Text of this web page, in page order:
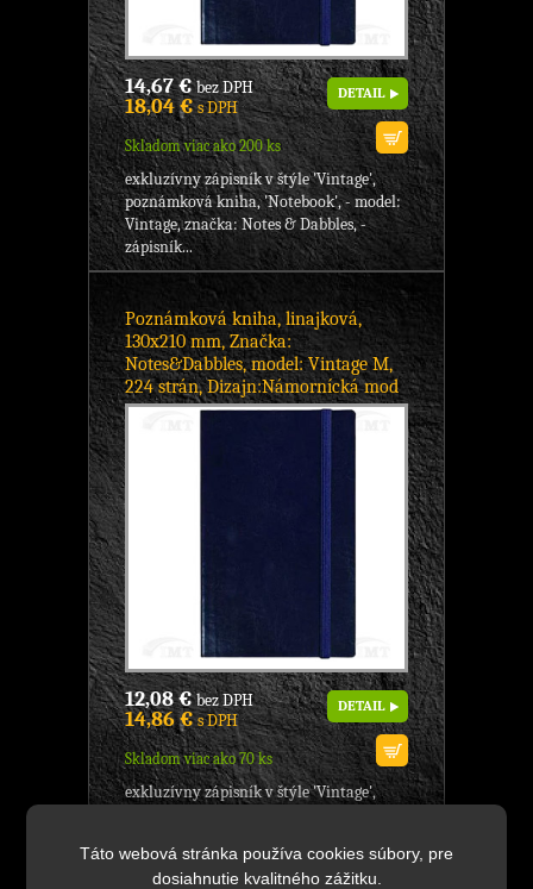
Táto webová stránka používa cookies súbory, pre
dosiahnutie kvalitného zážitku.
14,67 €bez DPH
18,04 €s DPH
Skladom viac ako 200 ks
DETAIL
exkluzívny zápisník v štýle 'Vintage',
poznámková kniha, 'Notebook', - model:
Vintage, značka: Notes & Dabbles, -
zápisník...
Poznámková kniha, linajková,
130x210 mm, Značka:
Notes&Dabbles, model: Vintage M,
224 strán, Dizajn:Námornícká mod
12,08 €bez DPH
14,86 €s DPH
Skladom viac ako 70 ks
DETAIL
exkluzívny zápisník v štýle 'Vintage',
zápisník...